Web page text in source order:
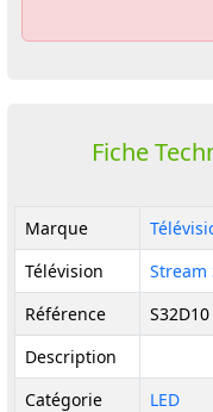
Fiche
Marque
Télévision
Stream
Référence
S32D10
Description
Catégorie
LED